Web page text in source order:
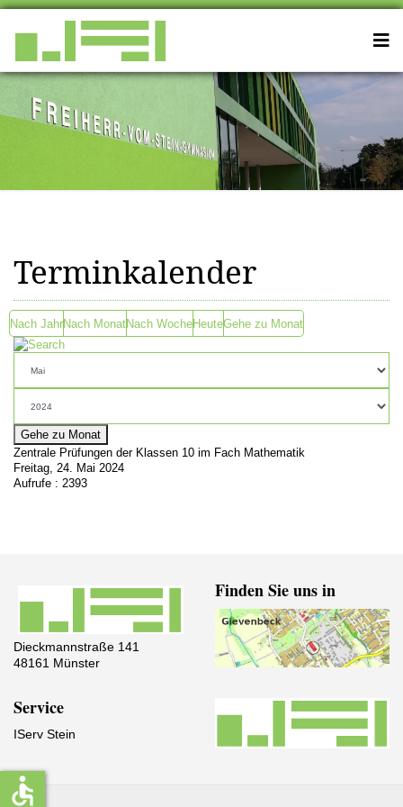
Terminkalender
Nach JahrNach MonatNach WocheHeuteGehe zu Monat
Gehe zu Monat
Zentrale Prüfungen der Klassen 10 im Fach Mathematik
Freitag, 24. Mai 2024
Aufrufe : 2393
Dieckmannstraße 141
48161 Münster
Finden Sie uns in
Service
IServ Stein
accessible